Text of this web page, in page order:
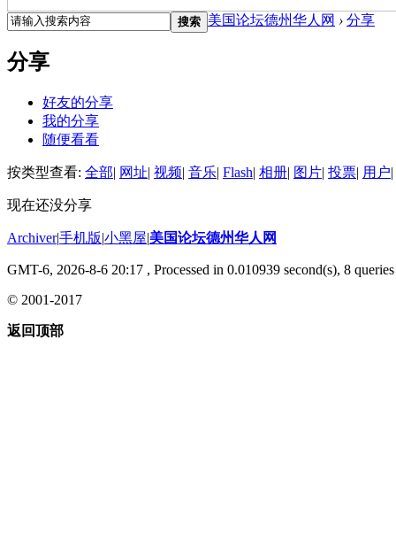
搜索 美国论坛德州华人网 › 分享
分享
好友的分享
我的分享
随便看看
按类型查看: 全部| 网址| 视频| 音乐| Flash| 相册| 图片| 投票| 用户|
现在还没分享
Archiver|手机版|小黑屋|美国论坛德州华人网
GMT-6, 2026-8-6 20:17 , Processed in 0.010939 second(s), 8
© 2001-2017
返回顶部